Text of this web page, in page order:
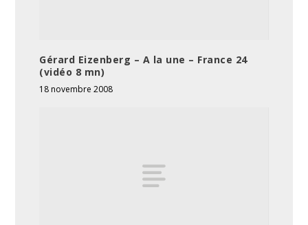
Gérard Eizenberg – A la une – France 24
(vidéo 8 mn)
18 novembre 2008